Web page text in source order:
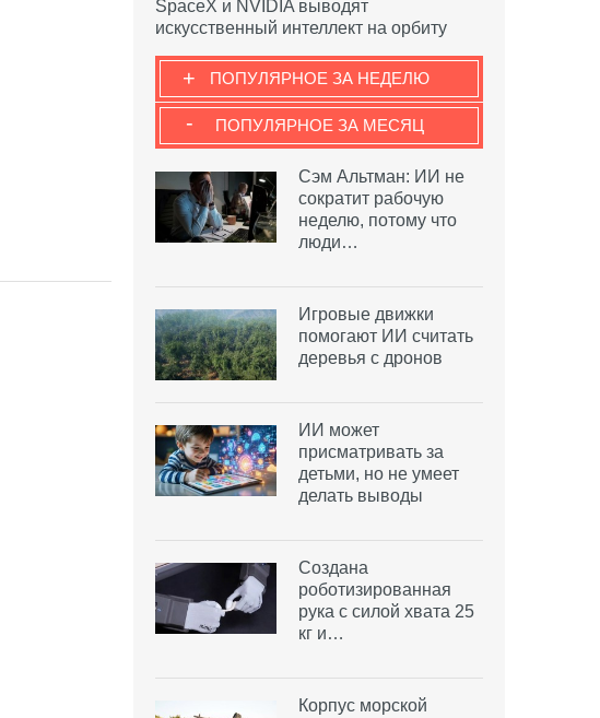
SpaceX и NVIDIA выводят
искусственный интеллект на орбиту
ПОПУЛЯРНОЕ ЗА НЕДЕЛЮ
+
ПОПУЛЯРНОЕ ЗА МЕСЯЦ
-
Сэм Альтман: ИИ не
сократит рабочую
неделю, потому что
люди…
Игровые движки
помогают ИИ считать
деревья с дронов
ИИ может
присматривать за
детьми, но не умеет
делать выводы
Создана
роботизированная
рука с силой хвата 25
кг и…
Корпус морской